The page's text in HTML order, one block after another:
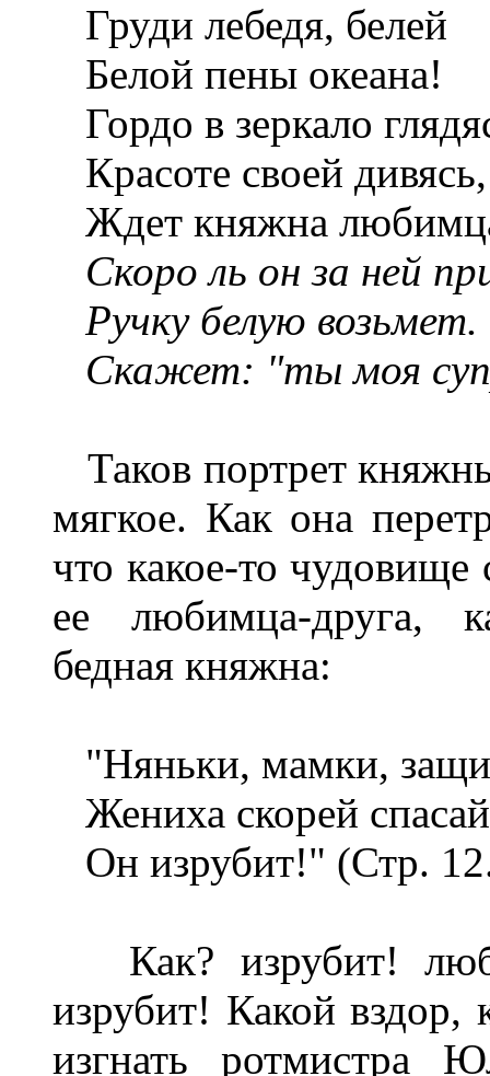
Груди лебедя, белей
Белой пены океана!
Гордо в зеркало
Красоте своей дивясь,
Ждет княжна
Скоро ль он за ней
Ручку белую возьмет.
Скажет: "ты моя
Таков портрет
мягкое. Как она
что какое-то чудовище
ее любимца-друга,
бедная княжна:
"Няньки, мамки,
Жениха скорей
Он изрубит!" (Стр.
Как? изрубит!
изрубит! Какой вздор,
изгнать ротмистра